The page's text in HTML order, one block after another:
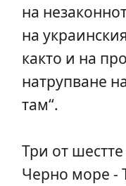
на
на
както и на
натрупване
там“.
Три от
Черно море -